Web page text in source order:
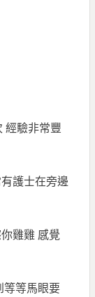
經驗非常豐
護士在旁邊
雞雞 感覺
等等馬眼要